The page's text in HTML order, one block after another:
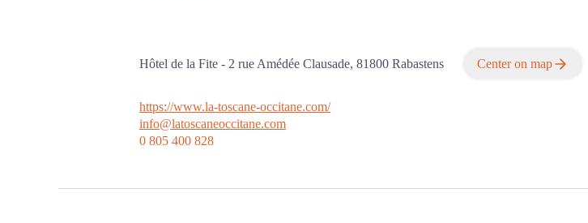
Hôtel de la Fite - 2 rue Amédée Clausade, 81800 Rabastens Center on map
https://www.la-toscane-occitane.com/
info@latoscaneoccitane.com
0 805 400 828